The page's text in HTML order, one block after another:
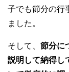
子でも節分の行
ました。
そして、 節分に
説明して納得し